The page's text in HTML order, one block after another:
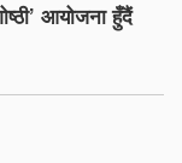
आयोजना हुँदैं